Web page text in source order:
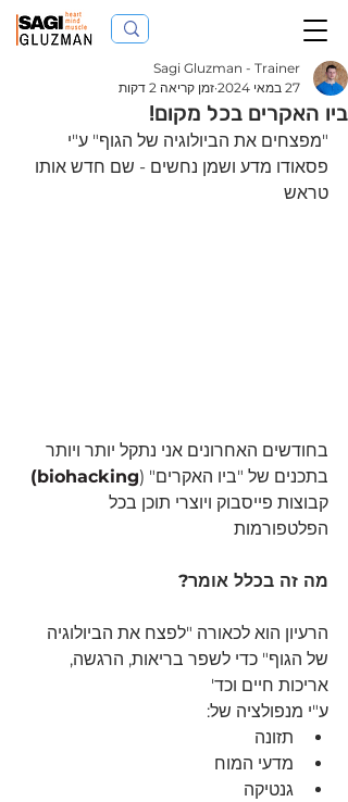
ביו האקרים בכל מקום!
Sagi Gluzman - Trainer
27 במאי 2024
זמן קריאה 2 דקות
"מפצחים את הביולוגיה של הגוף" ע"י
פסאודו מדע ושמן נחשים - שם חדש אותו
טראש
בחודשים האחרונים אני נתקל יותר ויותר
בתכנים של "ביו האקרים" (biohacking)
קבוצות פייסבוק ויוצרי תוכן בכל
הפלטפורמות
מה זה בכלל אומר?
הרעיון הוא לכאורה "לפצח את הביולוגיה
של הגוף" כדי לשפר בריאות, הרגשה,
אריכות חיים וכד'
ע"י מנפולציה של:
תזונה
מדעי המוח
גנטיקה